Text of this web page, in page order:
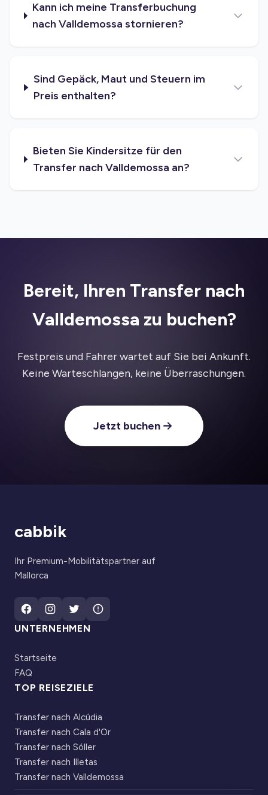
Kann ich meine Transferbuchung
nach Valldemossa stornieren?
Sind Gepäck, Maut und Steuern im
Preis enthalten?
Bieten Sie Kindersitze für den
Transfer nach Valldemossa an?
Bereit, Ihren Transfer nach
Valldemossa zu buchen?
Festpreis und Fahrer wartet auf Sie bei Ankunft.
Keine Warteschlangen, keine Überraschungen.
Jetzt buchen
cabbik
Ihr Premium-Mobilitätspartner auf
Mallorca
UNTERNEHMEN
Startseite
FAQ
TOP REISEZIELE
Transfer nach Alcúdia
Transfer nach Cala d'Or
Transfer nach Sóller
Transfer nach Illetas
Transfer nach Valldemossa